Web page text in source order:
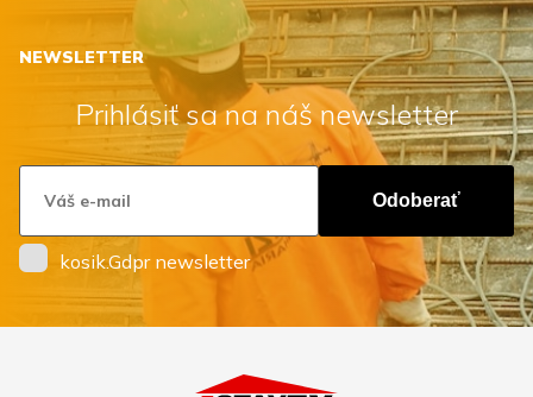
NEWSLETTER
Prihlásiť sa na náš newsletter
Odoberať
kosik.Gdpr newsletter